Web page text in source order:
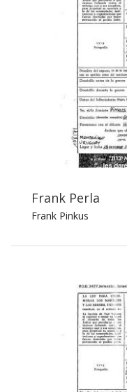
Frank Perla
Frank Pinkus